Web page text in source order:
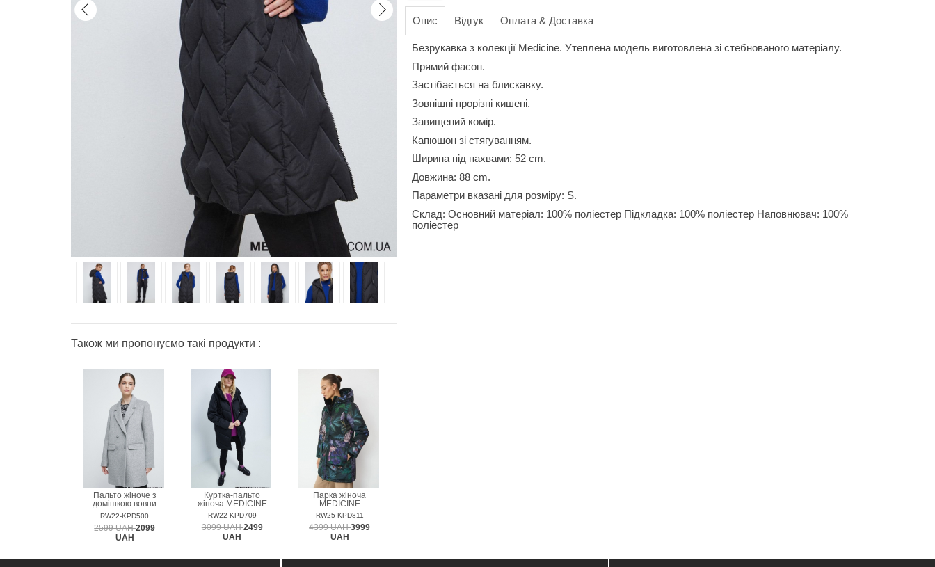
Також ми пропонуємо такі продукти :
Пальто жіноче з
домішкою вовни
MEDICINE
RW22-KPD500
2599 UAH2099
UAH
Куртка-пальто
жіноча MEDICINE
RW22-KPD709
3099 UAH2499
UAH
Парка жіноча
MEDICINE
RW25-KPD811
4399 UAH3999
UAH
Опис Відгук Оплата & Доставка
Безрукавка з колекції Medicine. Утеплена модель виготовлена зі стебнованого матеріалу.
Прямий фасон.
Застібається на блискавку.
Зовнішні прорізні кишені.
Завищений комір.
Капюшон зі стягуванням.
Ширина під пахвами: 52 cm.
Довжина: 88 cm.
Параметри вказані для розміру: S.
Склад: Основний матеріал: 100% поліестер Підкладка: 100% поліестер Наповнювач: 100%
поліестер